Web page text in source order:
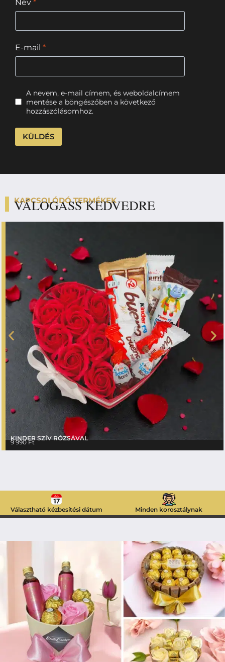
Név *
E-mail *
A nevem, e-mail címem, és weboldalcímem
mentése a böngészőben a következő
hozzászólásomhoz.
KAPCSOLÓDÓ TERMÉKEK
VÁLOGASS KEDVEDRE
KINDER SZÍV RÓZSÁVAL
9 990Ft
Választható kézbesítési dátum Minden korosztálynak